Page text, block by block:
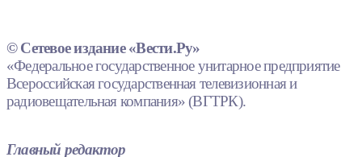
© Сетевое издание «Вести.Ру»
«Федеральное государственное унитарное предприятие
Всероссийская государственная телевизионная и
радиовещательная компания» (ВГТРК).
Главный редактор